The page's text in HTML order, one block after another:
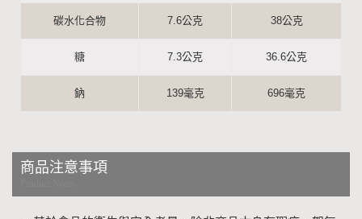
碳水化合物 7.6公克 38公克
糖 7.3公克 36.6公克
鈉 139毫克 696毫克
商品注意事項